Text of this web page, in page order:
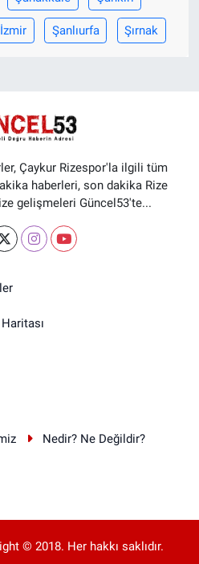
İzmir Şanlıurfa Şırnak
Çaykur Rizespor'la ilgili tüm
haberleri, son dakika Rize
gelişmeleri Güncel53'te...
Nedir? Ne Değildir?
© 2018. Her hakkı saklıdır.